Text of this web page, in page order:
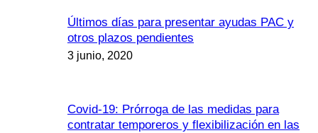
Últimos días para presentar ayudas PAC y
otros plazos pendientes
3 junio, 2020
Covid-19: Prórroga de las medidas para
contratar temporeros y flexibilización en las